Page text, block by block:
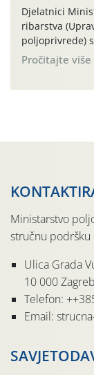
Djelatnici
ribarstva
poljoprivrede)
forumu,
tradicije u
Pročitajte više
Ministarstvo
stručnu
Ulica Grada
10 000 Zagreb
Telefon:
Email: